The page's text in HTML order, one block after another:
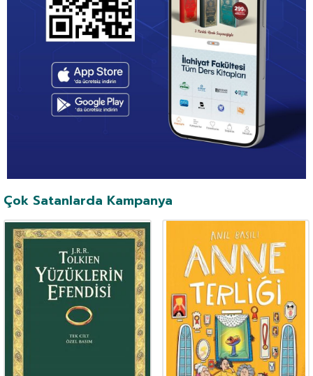
Çok Satanlarda Kampanya